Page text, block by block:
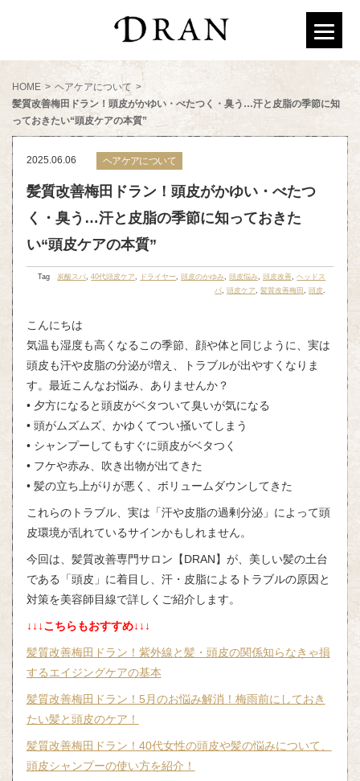
HOME > ヘアケアについて >
髪質改善梅田ドラン！頭皮がかゆい・べたつく・臭う…汗と皮脂の季節に知
っておきたい“頭皮ケアの本質”
2025.06.06 ヘアケアについて
髪質改善梅田ドラン！頭皮がかゆい・べたつ
く・臭う…汗と皮脂の季節に知っておきた
い“頭皮ケアの本質”
Tag 炭酸スパ ,40代頭皮ケア ドライヤー ,頭皮のかゆみ ,頭皮悩み ,頭皮改善 ,ヘッドス
パ ,頭皮ケア ,髪質改善梅田 ,頭皮
こんにちは
気温も湿度も高くなるこの季節、顔や体と同じように、実は
頭皮も汗や皮脂の分泌が増え、トラブルが出やすくなりま
す。最近こんなお悩み、ありませんか？
• 夕方になると頭皮がベタついて臭いが気になる
• 頭がムズムズ、かゆくてつい掻いてしまう
• シャンプーしてもすぐに頭皮がベタつく
• フケや赤み、吹き出物が出てきた
• 髪の立ち上がりが悪く、ボリュームダウンしてきた
これらのトラブル、実は「汗や皮脂の過剰分泌」によって頭
皮環境が乱れているサインかもしれません。
今回は、髪質改善専門サロン【DRAN】が、美しい髪の土台
である「頭皮」に着目し、汗・皮脂によるトラブルの原因と
対策を美容師目線で詳しくご紹介します。
↓↓↓こちらもおすすめ↓↓↓
髪質改善梅田ドラン！紫外線と髪・頭皮の関係知らなきゃ損
するエイジングケアの基本
髪質改善梅田ドラン！5月のお悩み解消！梅雨前にしておき
たい髪と頭皮のケア！
髪質改善梅田ドラン！40代女性の頭皮や髪の悩みについて、
頭皮シャンプーの使い方を紹介！